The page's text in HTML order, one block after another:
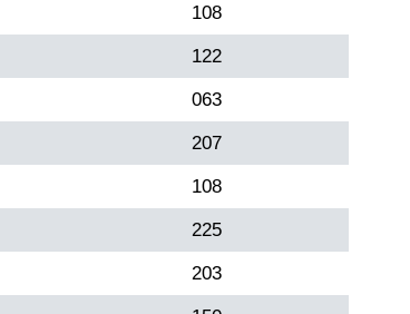
108
122
063
207
108
225
203